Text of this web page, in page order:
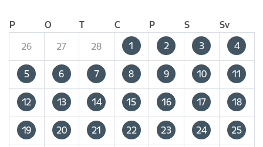
P O T C P S
Sv
26
27 28 1 2 3 4
5 6 7 8 9 10 11
12 13 14 15 16 17 18
19 20 21 22 23 24 25